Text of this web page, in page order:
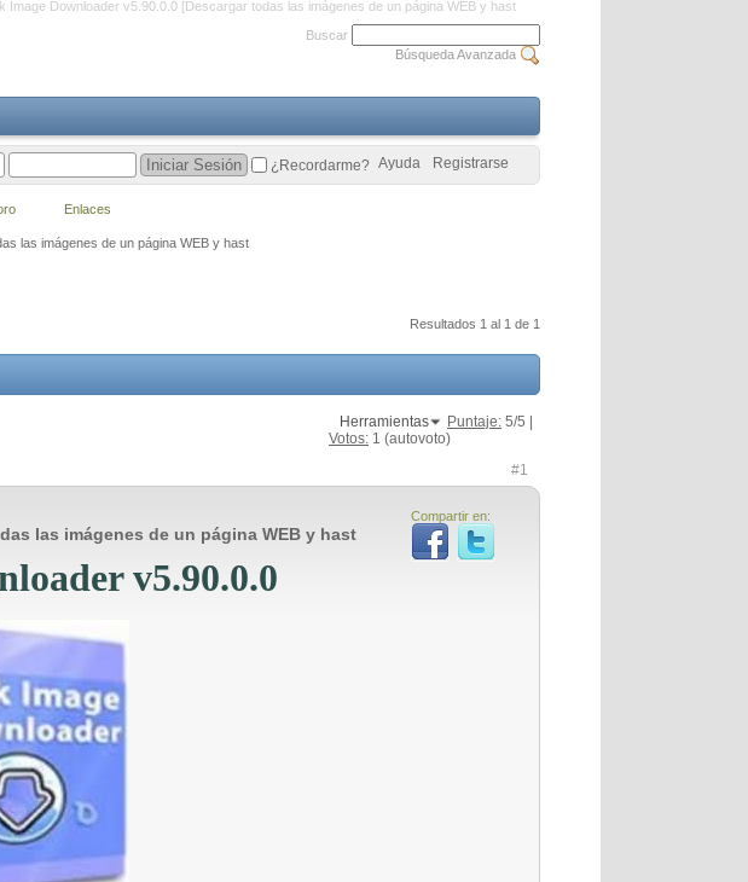
Image Downloader v5.90.0.0 [Descargar todas las imágenes de un página WEB y hast
las imágenes de un página WEB y hast
Resultados 1 al 1 de 1
Herramientas Puntaje: 5/5 |
Votos: 1 (autovoto)
#1
Compartir en:
las imágenes de un página WEB y hast
v5.90.0.0
Buscar
Búsqueda Avanzada
Registrarse
Ayuda
¿Recordarme?
Enlaces